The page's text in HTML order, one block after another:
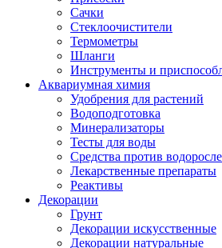
Сачки
Стеклоочистители
Термометры
Шланги
Инструменты и
Аквариумная химия
Удобрения для растений
Водоподготовка
Минерализаторы
Тесты для воды
Средства против
Лекарственные препараты
Реактивы
Декорации
Грунт
Декорации искусственные
Декорации натуральные